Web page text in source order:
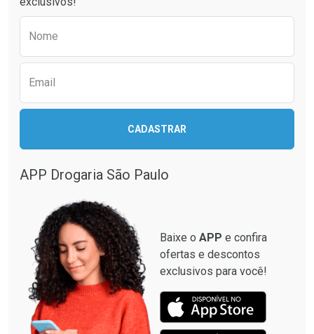
Comprar sem Desconto
Comprar sem Desconto
Por R$ 19,90/cada
Nome
Email
CADASTRAR
APP Drogaria São Paulo
Baixe o APP e confira
ofertas e descontos
exclusivos para você!